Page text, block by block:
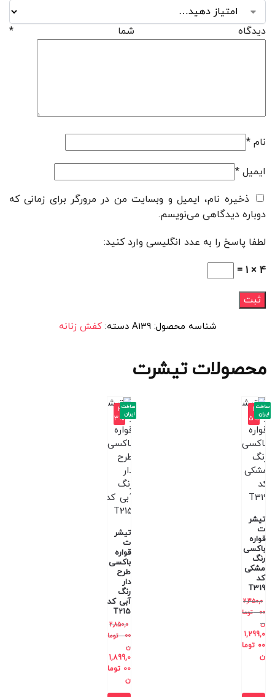
دیدگاه شما *
نام *
ایمیل *
ذخیره نام، ایمیل و وبسایت من در مرورگر برای زمانی که
دوباره دیدگاهی می‌نویسم.
لطفا پاسخ را به عدد انگلیسی وارد کنید:
4 × 1 =
شناسه محصول:A139 دسته:کفش زنانه
محصولات تیشرت
-4
5%
تیشر
ت
قواره
باکسی
رنگ
مشکی
کد
T319
2,350,0
00
توما
ن
1,299,0
00 توما
ن
ساخت
ایران
-3
3%
تیشر
ت
قواره
باکسی
طرح
دار
رنگ
آبی کد
T215
2,850,0
00
توما
ن
1,899,0
00 توما
ن
ساخت
ایران